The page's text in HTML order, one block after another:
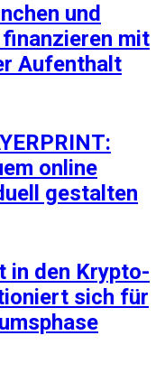
und
mit
Aufenthalt
online
gestalten
in den Krypto-
sich für